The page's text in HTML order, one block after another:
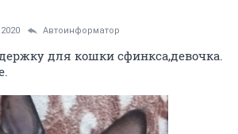
Автоинформатор
для кошки сфинкса,девочка.